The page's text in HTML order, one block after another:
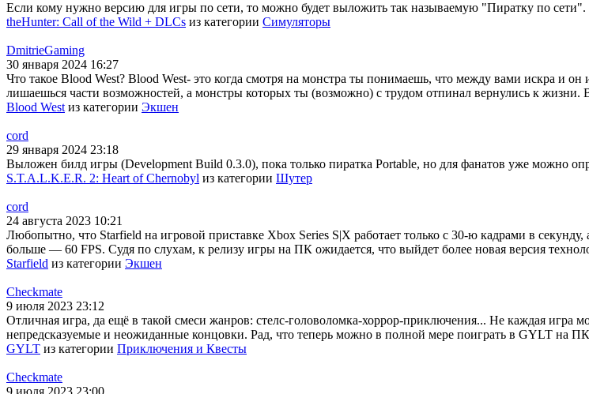
Если кому нужно версию для игры по сети, то можно будет выложить так называемую "Пиратку по
theHunter: Call of the Wild + DLCs из категории Симуляторы
DmitrieGaming
30 января 2024 16:27
Что такое Blood West? Blood West- это когда смотря на монстра ты понимаешь, что между вами искра и
лишаешься части возможностей, а монстры которых ты (возможно) с трудом отпинал вернулись к жизни.
Blood West из категории Экшен
cord
29 января 2024 23:18
Выложен билд игры (Development Build 0.3.0), пока только пиратка Portable, но для фанатов уже можно
S.T.A.L.K.E.R. 2: Heart of Chernobyl из категории Шутер
cord
24 августа 2023 10:21
Любопытно, что Starfield на игровой приставке Xbox Series S|X работает только с 30-ю кадрами в
больше — 60 FPS. Судя по слухам, к релизу игры на ПК ожидается, что выйдет более новая версия
Starfield из категории Экшен
Checkmate
9 июля 2023 23:12
Отличная игра, да ещё в такой смеси жанров: стелс-головоломка-хоррор-приключения... Не каждая игра
непредсказуемые и неожиданные концовки. Рад, что теперь можно в полной мере поиграть в GYLT на
GYLT из категории Приключения и Квесты
Checkmate